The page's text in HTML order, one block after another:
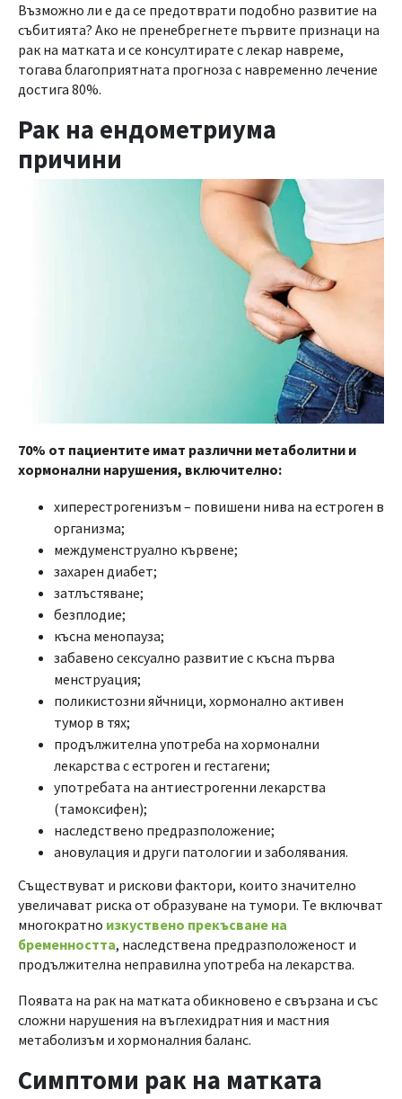
Възможно ли е да се предотврати подобно развитие на
събитията? Ако не пренебрегнете първите признаци на
рак на матката и се консултирате с лекар навреме,
тогава благоприятната прогноза с навременно лечение
достига 80%.
Рак на ендометриума
причини
70% от пациентите имат различни метаболитни и
хормонални нарушения, включително:
хиперестрогенизъм – повишени нива на естроген в
организма;
междуменструално кървене;
захарен диабет;
затлъстяване;
безплодие;
късна менопауза;
забавено сексуално развитие с късна първа
менструация;
поликистозни яйчници, хормонално активен
тумор в тях;
продължителна употреба на хормонални
лекарства с естроген и гестагени;
употребата на антиестрогенни лекарства
(тамоксифен);
наследствено предразположение;
ановулация и други патологии и заболявания.
Съществуват и рискови фактори, които значително
увеличават риска от образуване на тумори. Те включват
многократно изкуствено прекъсване на
бременността, наследствена предразположеност и
продължителна неправилна употреба на лекарства.
Появата на рак на матката обикновено е свързана и със
сложни нарушения на въглехидратния и мастния
метаболизъм и хормоналния баланс.
Симптоми рак на матката